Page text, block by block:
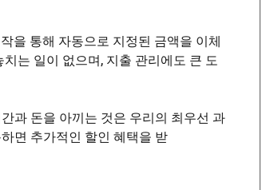
을 통해 자동으로 지정된 금액을 이체
는 일이 없으며, 지출 관리에도 큰 도
과 돈을 아끼는 것은 우리의 최우선 과
면 추가적인 할인 혜택을 받